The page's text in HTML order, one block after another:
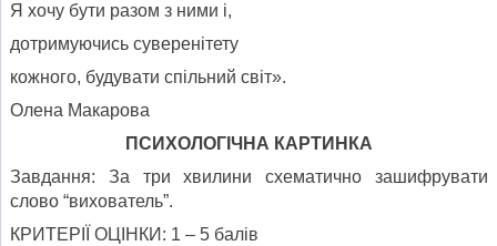
Я хочу бути разом з ними і,
дотримуючись суверенітету
кожного, будувати спільний світ».
Олена Макарова
ПСИХОЛОГІЧНА КАРТИНКА
Завдання: За три хвилини схематично зашифрувати
слово “вихователь”.
КРИТЕРІЇ ОЦІНКИ: 1 – 5 балів